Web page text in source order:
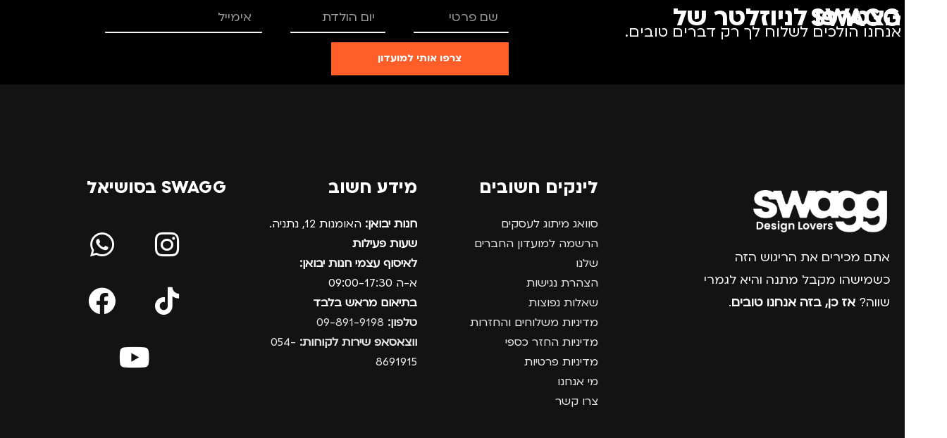
הצטרפו לניוזלטר של SWAGG
אנחנו הולכים לשלוח לך רק דברים טובים.
צרפו אותי למועדון
אתם מכירים את הריגוש הזה
כשמישהו מקבל מתנה והיא לגמרי
שווה? אז כן, בזה אנחנו טובים.
לינקים חשובים
סוואג מיתוג לעסקים
הרשמה למועדון החברים
שלנו
הצהרת נגישות
שאלות נפוצות
מדיניות משלוחים והחזרות
מדיניות החזר כספי
מדיניות פרטיות
מי אנחנו
צרו קשר
מידע חשוב
חנות יבואן: האומנות 12, נתניה.
שעות פעילות
לאיסוף עצמי חנות יבואן:
א-ה 09:00-17:30
בתיאום מראש בלבד
טלפון:
ווצאסאפ שירות לקוחות: 054-
8691915
SWAGG בסושיאל